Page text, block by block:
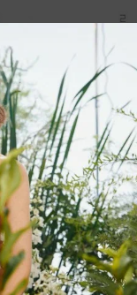
parietin